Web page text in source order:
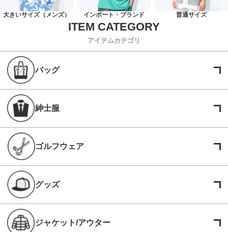
大きいサイズ（メンズ） インポート・ブランド 普通サイズ
アイテムカテゴリ
バッグ
紳士服
ゴルフウェア
グッズ
ジャケット/アウター